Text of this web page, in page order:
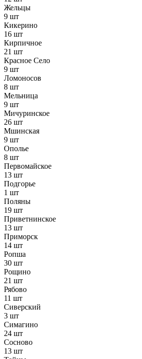
Жельцы
9 шт
Кикерино
16 шт
Кирпичное
21 шт
Красное Село
9 шт
Ломоносов
8 шт
Мельница
9 шт
Мичуринское
26 шт
Мшинская
9 шт
Ополье
8 шт
Первомайское
13 шт
Подгорье
1 шт
Поляны
19 шт
Приветнинское
13 шт
Приморск
14 шт
Ропша
30 шт
Рощино
21 шт
Рябово
11 шт
Сиверский
3 шт
Симагино
24 шт
Сосново
13 шт